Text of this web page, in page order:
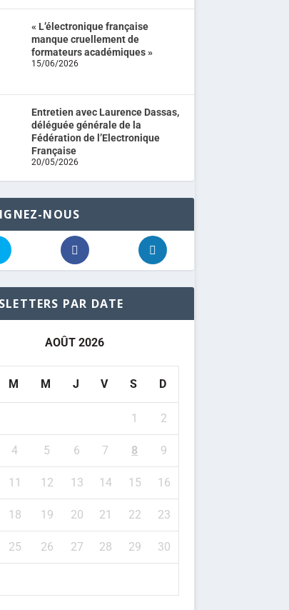
« L’électronique française
manque cruellement de
formateurs académiques »
15/06/2026
Entretien avec Laurence Dassas,
déléguée générale de la
Fédération de l’Electronique
Française
20/05/2026
NOUS
PAR DATE
AOÛT 2026
M M J V S D
1 2
4 5 6 7 8 9
11 12 13 14 15 16
18 19 20 21 22 23
25 26 27 28 29 30